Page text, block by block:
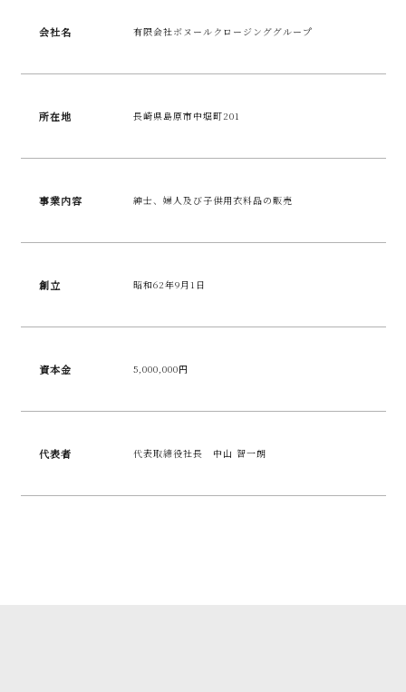
会社名 有限会社ボヌールクロージンググループ
所在地 長崎県島原市中堀町201
事業内容 紳士、婦人及び子供用衣料品の販売
創立 昭和62年9月1日
資本金 5,000,000円
代表者 代表取締役社長 中山 智一朗